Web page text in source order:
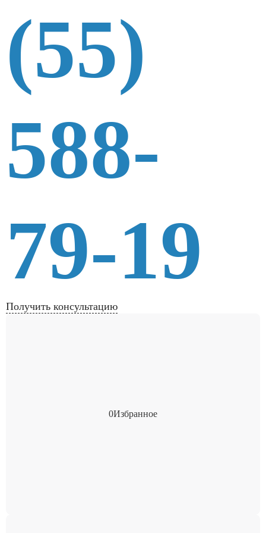
(55)
588-
79-19
Получить консультацию
0Избранное